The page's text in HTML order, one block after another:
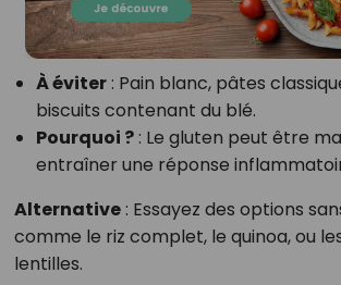
À éviter: Pain blanc, pâtes
biscuits contenant du blé.
Pourquoi ?: Le gluten peut être
entraîner une réponse
Alternative: Essayez des options
comme le riz complet, le quinoa, ou
lentilles.